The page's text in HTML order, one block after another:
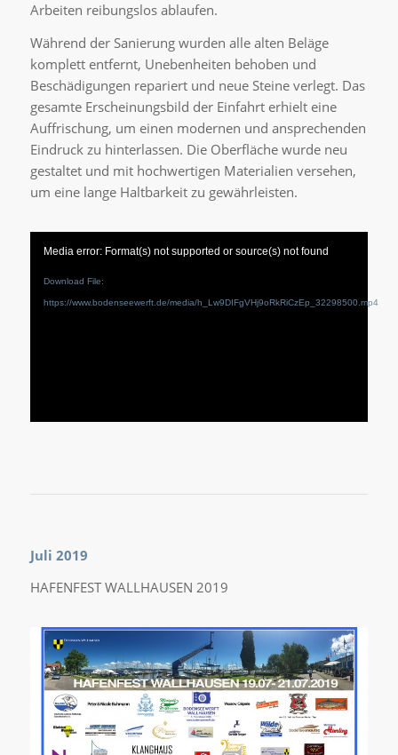
Arbeiten reibungslos ablaufen.
Während der Sanierung wurden alle alten Beläge
komplett entfernt, Unebenheiten behoben und
Beschädigungen repariert und neue Steine verlegt. Das
gesamte Erscheinungsbild der Einfahrt erhielt eine
Auffrischung, um einen modernen und ansprechenden
Eindruck zu hinterlassen. Die Oberfläche wurde neu
gestaltet und mit hochwertigen Materialien versehen,
um eine lange Haltbarkeit zu gewährleisten.
Media error: Format(s) not supported or source(s) not found
Download File:
https://www.bodenseewerft.de/media/h_Lw9DIFgVHj9oRkRiCzEp_32298500.mp4
Juli 2019
HAFENFEST WALLHAUSEN 2019